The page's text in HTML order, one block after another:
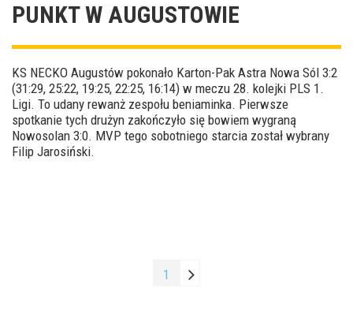
PUNKT W AUGUSTOWIE
KS NECKO Augustów pokonało Karton-Pak Astra Nowa Sól 3:2
(31:29, 25:22, 19:25, 22:25, 16:14) w meczu 28. kolejki PLS 1.
Ligi. To udany rewanż zespołu beniaminka. Pierwsze
spotkanie tych drużyn zakończyło się bowiem wygraną
Nowosolan 3:0. MVP tego sobotniego starcia został wybrany
Filip Jarosiński.
1